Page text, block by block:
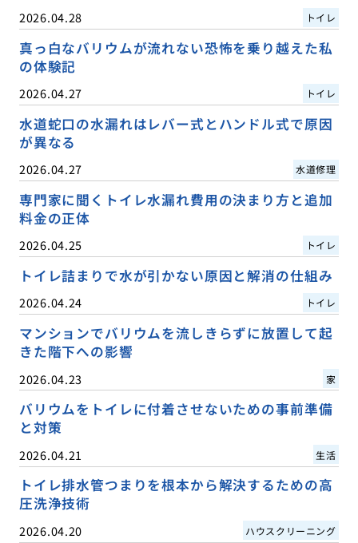
2026.04.28 トイレ
真っ白なバリウムが流れない恐怖を乗り越えた私
の体験記
2026.04.27 トイレ
水道蛇口の水漏れはレバー式とハンドル式で原因
が異なる
2026.04.27 水道修理
専門家に聞くトイレ水漏れ費用の決まり方と追加
料金の正体
2026.04.25 トイレ
トイレ詰まりで水が引かない原因と解消の仕組み
2026.04.24 トイレ
マンションでバリウムを流しきらずに放置して起
きた階下への影響
2026.04.23 家
バリウムをトイレに付着させないための事前準備
と対策
2026.04.21 生活
トイレ排水管つまりを根本から解決するための高
圧洗浄技術
2026.04.20 ハウスクリーニング